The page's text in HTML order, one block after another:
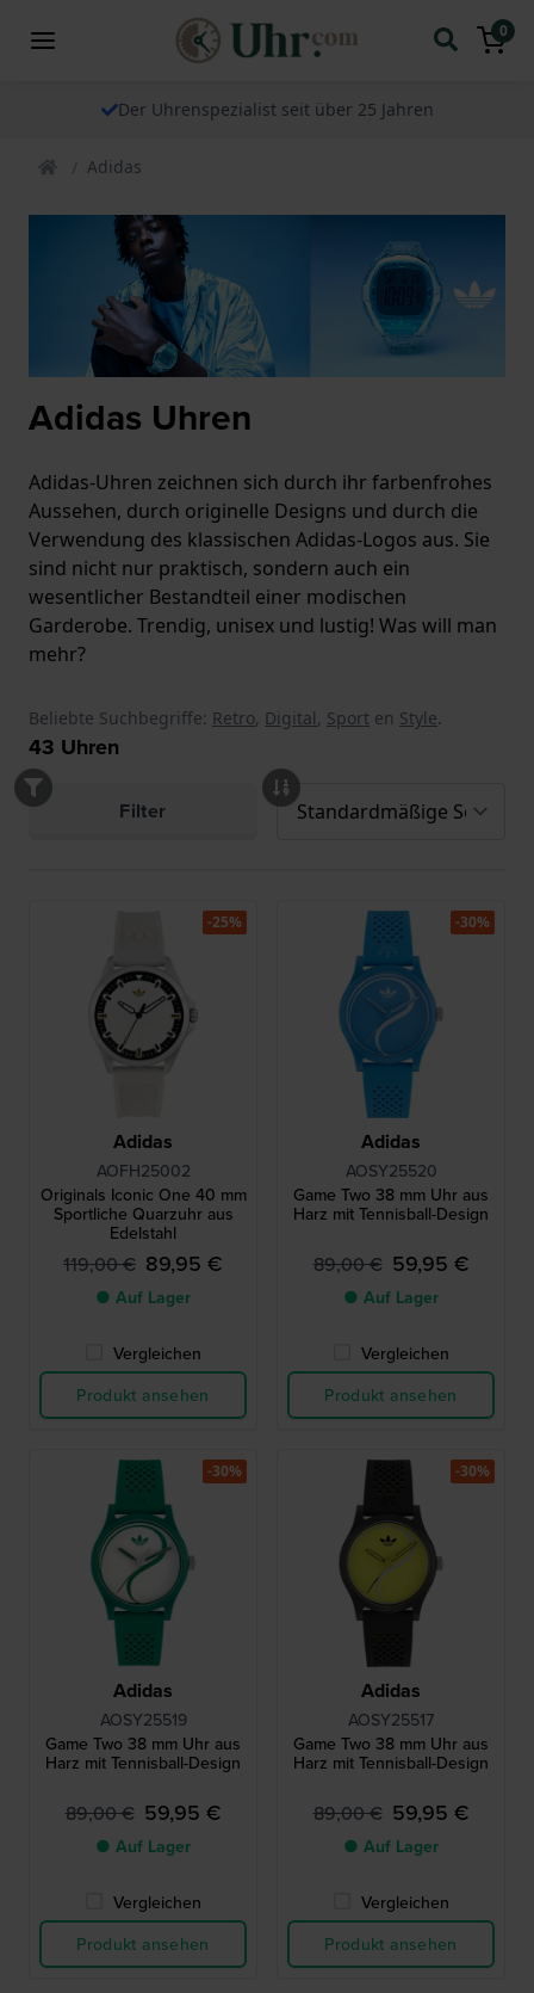
0
Der Uhrenspezialist seit über 25 Jahren
Adidas
Adidas Uhren
Adidas-Uhren zeichnen sich durch ihr farbenfrohes
Aussehen, durch originelle Designs und durch die
Verwendung des klassischen Adidas-Logos aus. Sie
sind nicht nur praktisch, sondern auch ein
wesentlicher Bestandteil einer modischen
Garderobe. Trendig, unisex und lustig! Was will man
mehr?
Beliebte Suchbegriffe: Retro, Digital, Sport en Style.
43 Uhren
Filter
Adidas
AOFH25002
Originals Iconic One 40 mm
Sportliche Quarzuhr aus
Edelstahl
119,00 € 89,95 €
● Auf Lager
Vergleichen
Produkt ansehen
-25%
Adidas
AOSY25520
Game Two 38 mm Uhr aus
Harz mit Tennisball-Design
89,00 € 59,95 €
● Auf Lager
Vergleichen
Produkt ansehen
-30%
Adidas
AOSY25519
Game Two 38 mm Uhr aus
Harz mit Tennisball-Design
89,00 € 59,95 €
● Auf Lager
Vergleichen
Produkt ansehen
-30%
Adidas
AOSY25517
Game Two 38 mm Uhr aus
Harz mit Tennisball-Design
89,00 € 59,95 €
● Auf Lager
Vergleichen
Produkt ansehen
-30%